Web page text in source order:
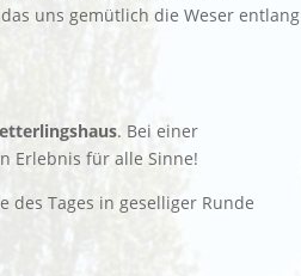
uns gemütlich die Weser entlang
. Bei einer
Erlebnis für alle Sinne!
des Tages in geselliger Runde